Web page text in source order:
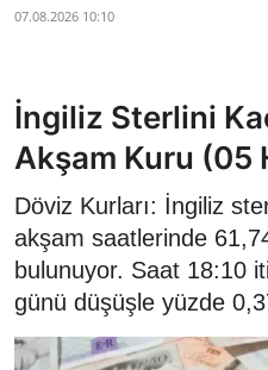
07.08.2026 10:10
İngiliz Sterlini
Akşam Kuru (05
Döviz Kurları: İngiliz
akşam saatlerinde
bulunuyor. Saat 18:10
günü düşüşle yüzde